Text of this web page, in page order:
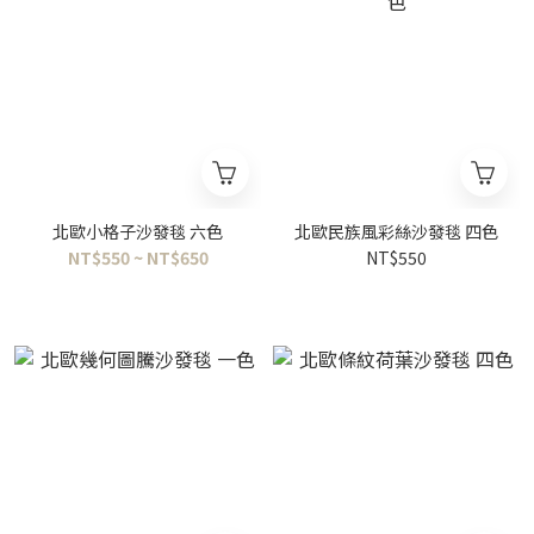
北歐小格子沙發毯 六色
NT$550 ~ NT$650
北歐民族風彩絲沙發毯 四色
NT$550